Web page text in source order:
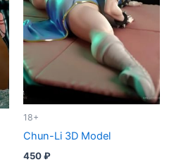
18+
Chun-Li 3D Model
450₽